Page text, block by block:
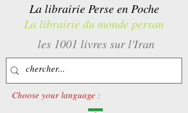
La librairie Perse en Poche
La librairie du monde persan
les 1001 livres sur l'Iran
Choose your language :